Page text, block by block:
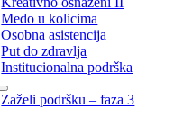
Medo u kolicima
Osobna asistencija
Put do zdravlja
Institucionalna podrška
Zaželi podršku – faza 3